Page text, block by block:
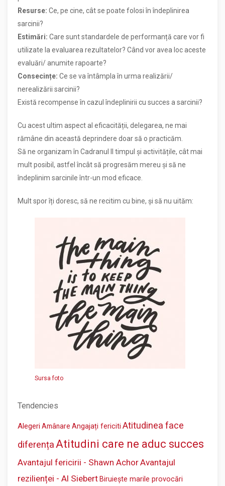
Resurse: Ce, pe cine, cât se poate folosi în îndeplinirea
sarcinii?
Estimări: Care sunt standardele de performanță care vor fi
utilizate la evaluarea rezultatelor? Când vor avea loc aceste
evaluări/ anumite rapoarte?
Consecințe: Ce se va întâmpla în urma realizării/
nerealizării sarcinii?
Există recompense în cazul îndeplinirii cu succes a sarcinii?
Cu acest ultim aspect al eficacității, delegarea, ne mai
rămâne din această deprindere doar să o practicăm.
Să ne organizam în Cadranul II timpul și activitățile, cât mai
mult posibil, astfel încât să progresăm mereu și să ne
îndeplinim sarcinile într-un mod eficace.
Mult spor îți doresc, să ne recitim cu bine, și să nu uităm:
Sursa foto
Tendencies
Alegeri Amânare Angajați fericiti Atitudinea face
diferențaAtitudini care ne aduc succes
Avantajul fericirii - Shawn AchorAvantajul
rezilienței - Al Siebert Biruiește marile provocări